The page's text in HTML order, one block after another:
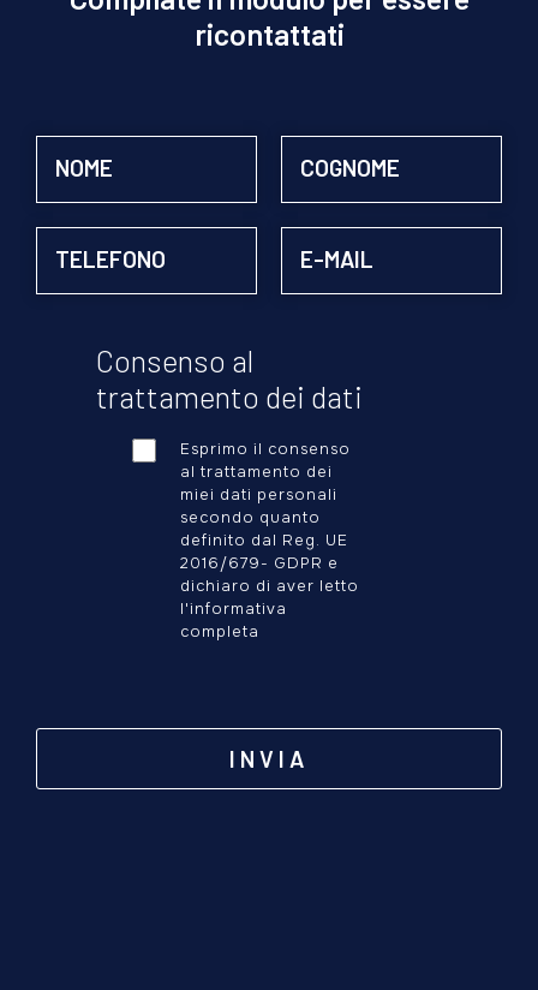
ricontattati
Consenso al
trattamento dei dati
Esprimo il consenso
al trattamento dei
miei dati personali
secondo quanto
definito dal Reg. UE
2016/679- GDPR e
dichiaro di aver letto
l'informativa
completa